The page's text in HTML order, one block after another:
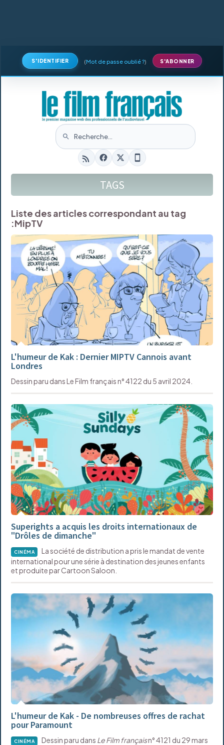
S'IDENTIFIER (Mot de passe oublié ?) S'ABONNER
TAGS
Liste des articles correspondant au tag
:MipTV
L'humeur de Kak : Dernier MIPTV Cannois avant
Londres
Dessin paru dans Le Film français n° 4122 du 5 avril 2024.
Superights a acquis les droits internationaux de
"Drôles de dimanche"
CINÉMA
La société de distribution a pris le mandat de vente
international pour une série à destination des jeunes enfants
et produite par Cartoon Saloon.
L'humeur de Kak - De nombreuses offres de rachat
pour Paramount
CINÉMA Dessin paru dans Le Film françaisn° 4121 du 29 mars